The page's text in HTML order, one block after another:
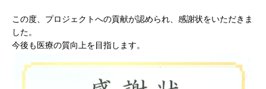
形成外科
この度、プロジェクトへの貢献が認められ、感謝状をいただきま
した。
今後も医療の質向上を目指します。